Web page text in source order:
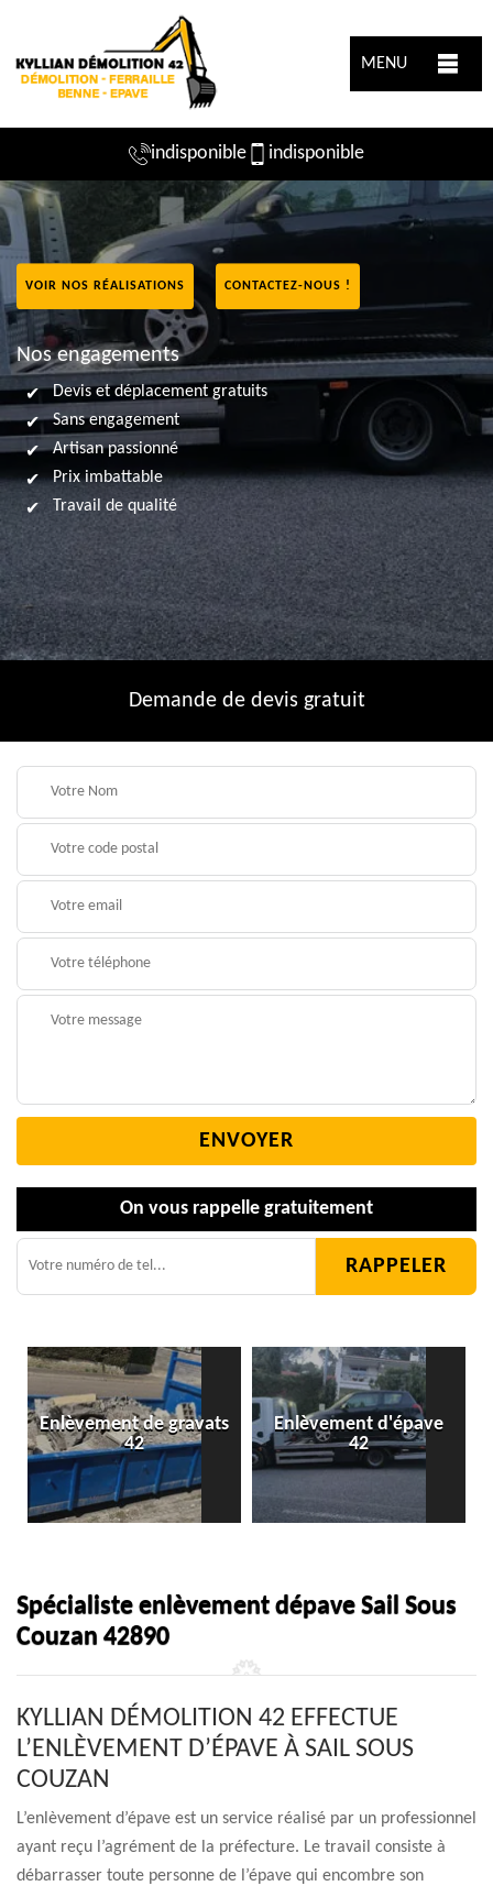
MENU
indisponible indisponible
VOIR NOS RÉALISATIONS CONTACTEZ-NOUS !
Nos engagements
Devis et déplacement gratuits
Sans engagement
Artisan passionné
Prix imbattable
Travail de qualité
Demande de devis gratuit
On vous rappelle gratuitement
Enlèvement de gravats
42
Enlèvement d'épave
42
Spécialiste enlèvement dépave Sail Sous
Couzan 42890
KYLLIAN DÉMOLITION 42 EFFECTUE
L’ENLÈVEMENT D’ÉPAVE À SAIL SOUS
COUZAN
L’enlèvement d’épave est un service réalisé par un professionnel
ayant reçu l’agrément de la préfecture. Le travail consiste à
débarrasser toute personne de l’épave qui encombre son